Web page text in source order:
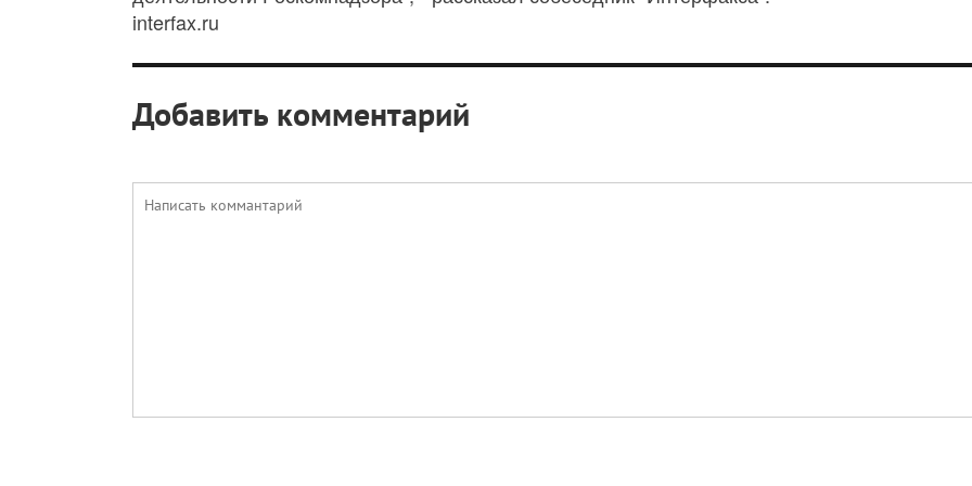
interfax.ru
Добавить комментарий